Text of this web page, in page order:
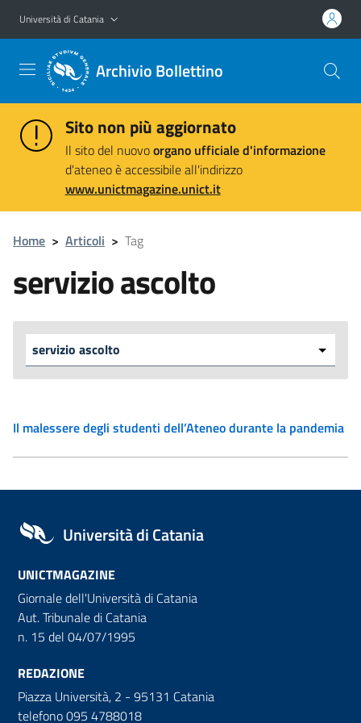
Vai al contenuto principale
Vai al menu di navigazione
Università di Catania
Archivio Bollettino
Sito non più aggiornato
Il sito del nuovoorgano ufficiale d'informazione
d'ateneo è accessibile all'indirizzo
www.unictmagazine.unict.it
Home > Articoli > Tag
servizio ascolto
Il malessere degli studenti dell’Ateneo durante la pandemia
Università di Catania
UNICTMAGAZINE
Giornale dell'Università di Catania
Aut. Tribunale di Catania
n. 15 del 04/07/1995
REDAZIONE
Piazza Università, 2 - 95131 Catania
telefono 095 4788018